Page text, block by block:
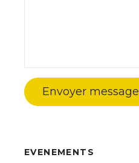
Envoyer message
EVENEMENTS